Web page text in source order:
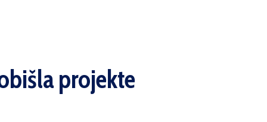
projekte